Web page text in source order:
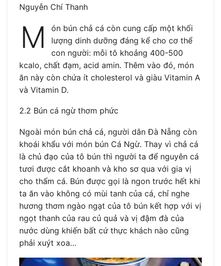
Nguyễn Chí Thanh
M
ón bún chả cá còn cung cấp một khối
lượng dinh dưỡng đáng kể cho cơ thể
con người: mỗi tô khoảng 400-500
kcalo, chất đạm, acid amin. Thêm vào đó, món
ăn này còn chứa ít cholesterol và giàu Vitamin A
và Vitamin D.
2.2 Bún cá ngừ thơm phức
Ngoài món bún chả cá, người dân Đà Nẵng còn
khoái khẩu với món bún Cá Ngừ. Thay vì chả cá
là chủ đạo của tô bún thì người ta để nguyên cá
tươi được cắt khoanh và kho sơ qua với gia vị
cho thấm cá. Bún được gọi là ngon trước hết khi
ta ăn vào không có mùi tanh của cá, chỉ nghe
hương thơm ngào ngạt của tô bún kết hợp với vị
ngọt thanh của rau củ quả và vị đậm đà của
nước dùng khiến bất cứ thực khách nào cũng
phải xuýt xoa…